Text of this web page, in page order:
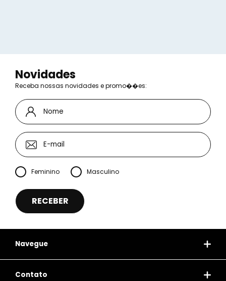
Novidades
Receba nossas novidades e promo��es:
Feminino Masculino
Navegue
Contato